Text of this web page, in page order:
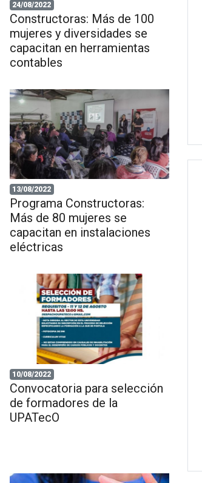
24/08/2022
Constructoras: Más de 100
mujeres y diversidades se
capacitan en herramientas
contables
13/08/2022
Programa Constructoras:
Más de 80 mujeres se
capacitan en instalaciones
eléctricas
10/08/2022
Convocatoria para selección
de formadores de la
UPATecO